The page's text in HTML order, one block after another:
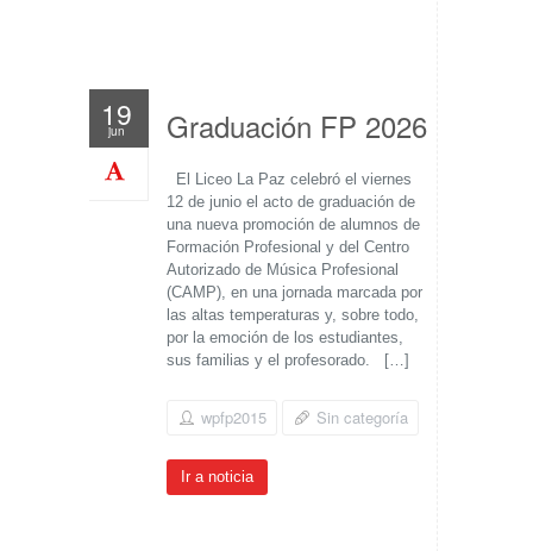
19
jun Graduación FP 2026
El Liceo La Paz celebró el viernes
12 de junio el acto de graduación de
una nueva promoción de alumnos de
Formación Profesional y del Centro
Autorizado de Música Profesional
(CAMP), en una jornada marcada por
las altas temperaturas y, sobre todo,
por la emoción de los estudiantes,
sus familias y el profesorado. […]
wpfp2015 Sin categoría
Ir a noticia